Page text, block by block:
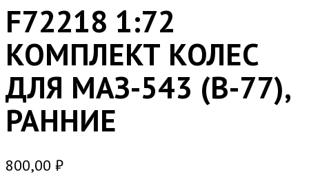
F72218 1:72
КОМПЛЕКТ КОЛЕС
ДЛЯ МАЗ-543 (В-77),
РАННИЕ
800,00 ₽